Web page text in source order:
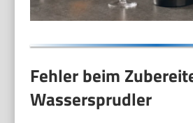
Fehler beim
Wassersprudler